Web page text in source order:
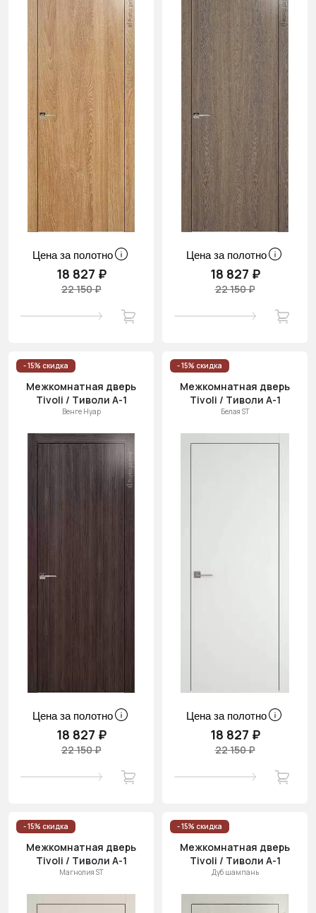
Цена за полотно
18 827 ₽
22 150 ₽
Цена за полотно
18 827 ₽
22 150 ₽
- 15% скидка
Межкомнатная дверь
Tivoli / Тиволи А-1
Венге Нуар
Цена за полотно
18 827 ₽
22 150 ₽
- 15% скидка
Межкомнатная дверь
Tivoli / Тиволи А-1
Белая ST
Цена за полотно
18 827 ₽
22 150 ₽
- 15% скидка
Межкомнатная дверь
Tivoli / Тиволи А-1
Магнолия ST
- 15% скидка
Межкомнатная дверь
Tivoli / Тиволи А-1
Дуб шампань